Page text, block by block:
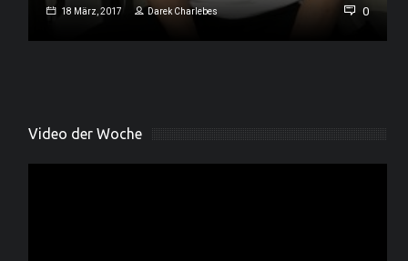
18 März, 2017 Darek Charlebes 0
Video der Woche